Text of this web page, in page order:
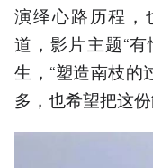
演绎心路历程，
道，影片主题“
生，“塑造南枝的
多，也希望把这份